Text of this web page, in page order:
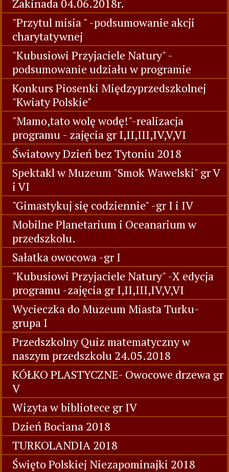
Żakinada 04.06.2018r.
"Przytul misia " -podsumowanie akcji
charytatywnej
"Kubusiowi Przyjaciele Natury" -
podsumowanie udziału w programie
Konkurs Piosenki Międzyprzedszkolnej
"Kwiaty Polskie"
"Mamo,tato wolę wodę!"-realizacja
programu - zajęcia gr I,II,III,IV,V,VI
Światowy Dzień bez Tytoniu 2018
Spektakl w Muzeum "Smok Wawelski" gr V
i VI
"Gimastykuj się codziennie" -gr I i IV
Mobilne Planetarium i Oceanarium w
przedszkolu.
Sałatka owocowa -gr I
"Kubusiowi Przyjaciele Natury" -X edycja
programu -zajęcia gr I,II,III,IV,V,VI
Wycieczka do Muzeum Miasta Turku-
grupa I
Przedszkolny Quiz matematyczny w
naszym przedszkolu 24.05.2018
KÓŁKO PLASTYCZNE- Owocowe drzewa gr
V
Wizyta w bibliotece gr IV
Dzień Bociana 2018
TURKOLANDIA 2018
Święto Polskiej Niezapominajki 2018